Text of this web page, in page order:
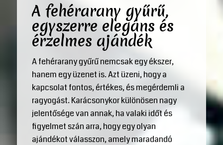
A fehérarany gyűrű,
egyszerre elegáns és
érzelmes ajándék
A fehérarany gyűrű nemcsak egy ékszer,
hanem egy üzenet is. Azt üzeni, hogy a
kapcsolat fontos, értékes, és megérdemli a
ragyogást. Karácsonykor különösen nagy
jelentősége van annak, ha valaki időt és
figyelmet szán arra, hogy egy olyan
ajándékot válasszon, amely maradandó